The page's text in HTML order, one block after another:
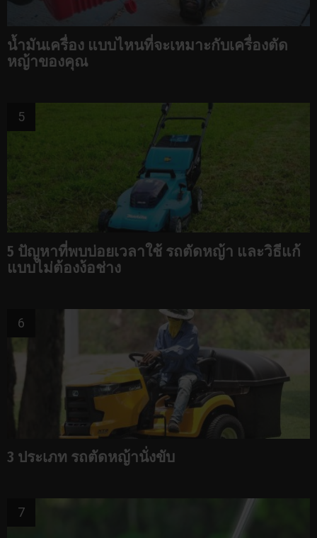
น้ำมันเครื่อง แบบไหนที่จะเหมาะกับเครื่องตัด
หญ้าของคุณ
5 ปัญหาที่พบบ่อยเวลาใช้ รถตัดหญ้า และวิธีแก้
แบบไม่ต้องง้อช่าง
3 ประเภท รถตัดหญ้านั่งขับ